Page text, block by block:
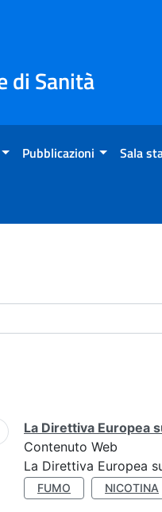
di Sanità
Pubblicazioni Sala
La Direttiva Europea
Contenuto Web
La Direttiva Europea
FUMO NICOTINA